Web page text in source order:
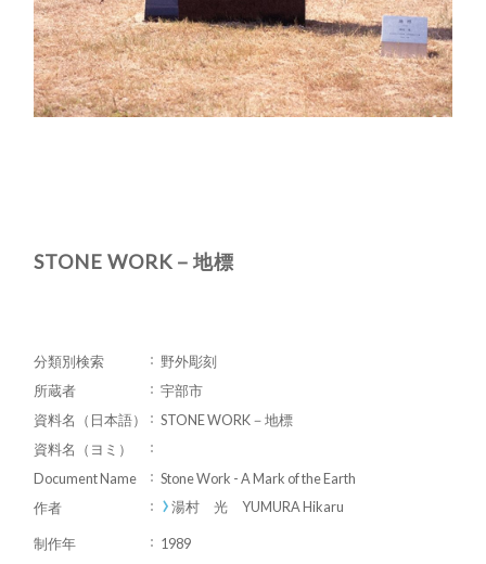
STONE WORK－地標
分類別検索
野外彫刻
所蔵者
宇部市
資料名（日本語）
STONE WORK－地標
資料名（ヨミ）
Document Name
Stone Work - A Mark of the Earth
作者
湯村 光 YUMURA Hikaru
制作年
1989